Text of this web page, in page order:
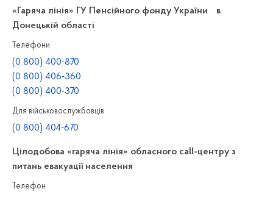
«Гаряча лінія» ГУ Пенсійного фонду України в
Донецькій області
Телефони
(0 800) 400-870
(0 800) 406-360
(0 800) 400-370
Для військовослужбовців
(0 800) 404-670
Цілодобова «гаряча лінія» обласного call-центру з
питань евакуації населення
Телефон